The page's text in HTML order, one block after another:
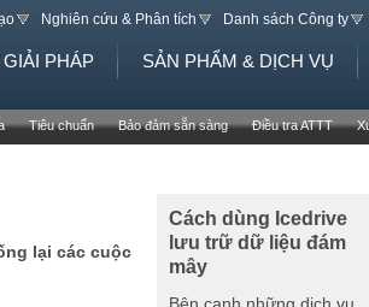
Jump to navigation
Nghiên cứu & Phân tích Danh sách Công ty
PHÁP SẢN PHẨM & DỊCH VỤ
Tiêu chuẩn Bảo đảm sẵn sàng Điều tra ATTT
lại các cuộc
Cách dùng Icedrive
lưu trữ dữ liệu đám
mây